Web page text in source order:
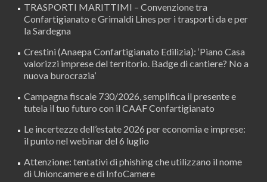
TRASPORTI MARITTIMI – Convenzione tra
Confartigianato e Grimaldi Lines per i trasporti da e per
la Sardegna
Crestini (Anaepa Confartigianato Edilizia): ‘Piano Casa
valorizzi imprese del territorio. Badge di cantiere? No a
nuova burocrazia’
Campagna fiscale 730/2026, semplifica il presente e
tutela il tuo futuro con il CAAF Confartigianato
Le incertezze dell’estate 2026 per economia e imprese:
il punto nel webinar del 6 luglio
Attenzione: tentativi di phishing che utilizzano il nome
di Unioncamere e di InfoCamere